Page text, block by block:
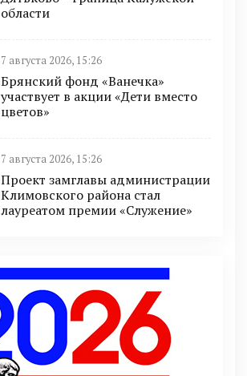
области
7 августа 2026, 15:26
Брянский фонд «Ванечка»
участвует в акции «Дети вместо
цветов»
7 августа 2026, 15:26
Проект замглавы администрации
Климовского района стал
лауреатом премии «Служение»